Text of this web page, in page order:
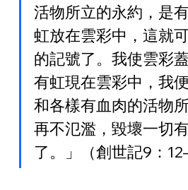
活物所立的永約，是
虹放在雲彩中，這就
的記號了。我使雲彩
有虹現在雲彩中，我
和各樣有血肉的活物
再不氾濫，毀壞一切
了。」（創世記9：